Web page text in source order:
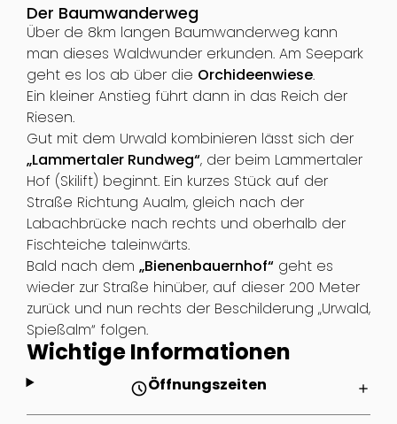
Der Baumwanderweg
Über de 8km langen Baumwanderweg kann
man dieses Waldwunder erkunden. Am Seepark
geht es los ab über die Orchideenwiese.
Ein kleiner Anstieg führt dann in das Reich der
Riesen.
Gut mit dem Urwald kombinieren lässt sich der
„Lammertaler Rundweg“, der beim Lammertaler
Hof (Skilift) beginnt. Ein kurzes Stück auf der
Straße Richtung Aualm, gleich nach der
Labachbrücke nach rechts und oberhalb der
Fischteiche taleinwärts.
Bald nach dem „Bienenbauernhof“geht es
wieder zur Straße hinüber, auf dieser 200 Meter
zurück und nun rechts der Beschilderung „Urwald,
Spießalm“ folgen.
Wichtige Informationen
scheduleÖffnungszeiten add